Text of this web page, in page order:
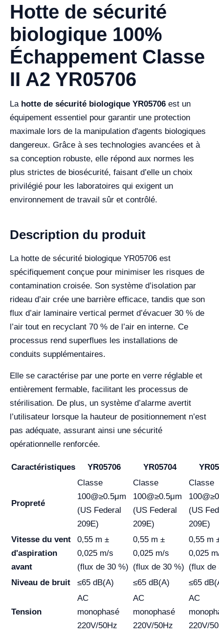
Hotte de sécurité
biologique 100%
Échappement Classe
II A2 YR05706
La hotte de sécurité biologique YR05706 est un
équipement essentiel pour garantir une protection
maximale lors de la manipulation d'agents biologiques
dangereux. Grâce à ses technologies avancées et à
sa conception robuste, elle répond aux normes les
plus strictes de biosécurité, faisant d’elle un choix
privilégié pour les laboratoires qui exigent un
environnement de travail sûr et contrôlé.
Description du produit
La hotte de sécurité biologique YR05706 est
spécifiquement conçue pour minimiser les risques de
contamination croisée. Son système d’isolation par
rideau d’air crée une barrière efficace, tandis que son
flux d’air laminaire vertical permet d’évacuer 30 % de
l’air tout en recyclant 70 % de l’air en interne. Ce
processus rend superflues les installations de
conduits supplémentaires.
Elle se caractérise par une porte en verre réglable et
entièrement fermable, facilitant les processus de
stérilisation. De plus, un système d’alarme avertit
l’utilisateur lorsque la hauteur de positionnement n’est
pas adéquate, assurant ainsi une sécurité
opérationnelle renforcée.
Caractéristiques YR05706 YR05704
Propreté
Classe
100@≥0.5μm
(US Federal
209E)
Classe
100@≥0.5μm
(US Federal
209E)
Classe
(US
209E)
Vitesse du vent
d'aspiration
avant
0,55 m ±
0,025 m/s
(flux de 30 %)
0,55 m ±
0,025 m/s
(flux de 30 %)
0,55 m
0,025
(flux de
Niveau de bruit
≤65 dB(A) ≤65 dB(A) ≤65
Tension
AC
monophasé
220V/50Hz
AC
monophasé
220V/50Hz
AC
220V/